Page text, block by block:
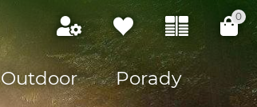
0
Outdoor Porady